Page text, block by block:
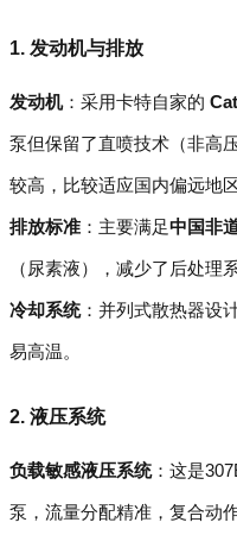
1. 发动机与排放
发动机：采用卡特自家的
泵但保留了直喷技术（非高
较高，比较适应国内偏远地
排放标准 ：主要满足中国非
（尿素液），减少了后处理
冷却系统：并列式散热器设
易高温。
2. 液压系统
负载敏感液压系统：这是
泵，流量分配精准，复合动